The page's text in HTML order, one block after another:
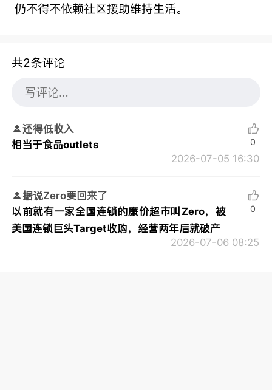
仍不得不依赖社区援助维持生活。
共2条评论
还得低收入
相当于食品outlets
2026-07-05 16:30
0
据说Zero要回来了
以前就有一家全国连锁的廉价超市叫Zero，被
美国连锁巨头Target收购，经营两年后就破产
2026-07-06 08:25
0